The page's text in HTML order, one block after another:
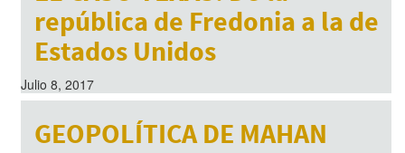
república de Fredonia a la de
Estados Unidos
Julio 8, 2017
GEOPOLÍTICA DE MAHAN